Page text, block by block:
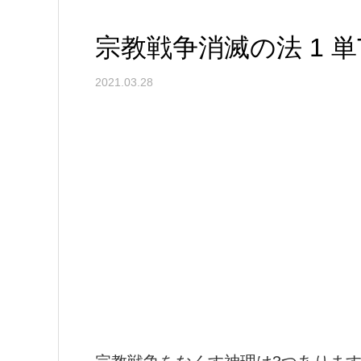
宗教戦争消滅の法 1
2021.03.28